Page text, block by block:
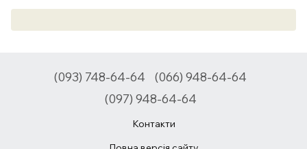
(093) 748-64-64
(066) 948-64-64
(097) 948-64-64
Контакти